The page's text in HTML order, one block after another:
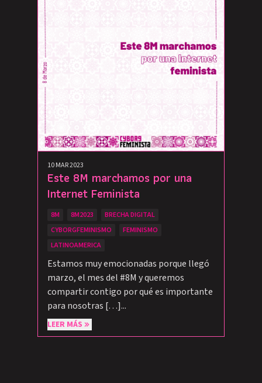
10 MAR 2023
Este 8M marchamos por una
Internet Feminista
8M 8M2023
BRECHA DIGITAL
CYBORGFEMINISMO
FEMINISMO
LATINOAMERICA
Estamos muy emocionadas porque llegó
marzo, el mes del #8M y queremos
compartir contigo por qué es importante
para nosotras […]...
LEER MÁS